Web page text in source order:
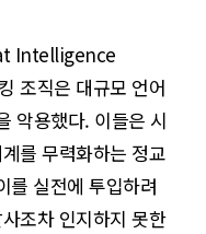
Intelligence
조직은 대규모 언어
악용했다. 이들은 시
를 무력화하는 정교
를 실전에 투입하려
조차 인지하지 못한